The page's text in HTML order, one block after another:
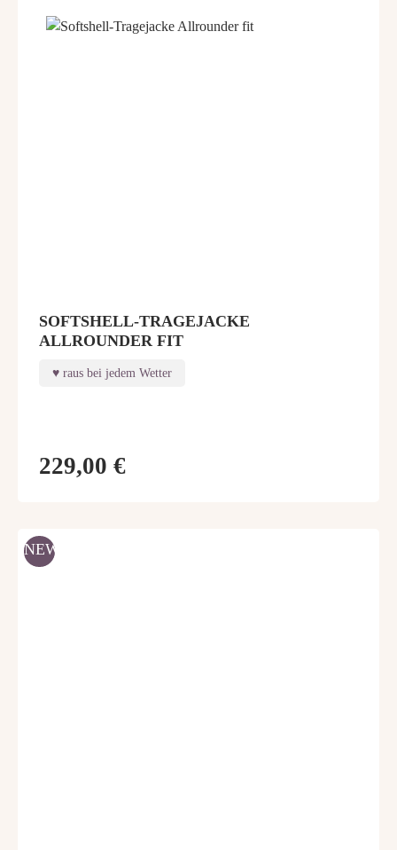
SOFTSHELL-TRAGEJACKE
ALLROUNDER FIT
raus bei jedem Wetter
229,00 €
NEW